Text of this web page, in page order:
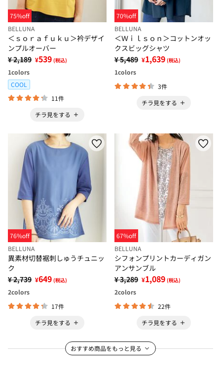
75%off
BELLUNA
＜ｓｏｒａｆｕｋｕ＞衿デザイ
ンプルオーバー
¥ 2,189 ¥539 (税込)
1colors
COOL
11件
チラ見をする
70%off
BELLUNA
＜Ｗｉｌｓｏｎ＞コットンオッ
クスビッグシャツ
¥ 5,489 ¥1,639 (税込)
1colors
3件
チラ見をする
76%off
BELLUNA
異素材切替裾刺しゅうチュニッ
ク
¥ 2,739 ¥649 (税込)
2colors
17件
チラ見をする
67%off
BELLUNA
シフォンプリントカーディガン
アンサンブル
¥ 3,289 ¥1,089 (税込)
2colors
22件
チラ見をする
おすすめ商品をもっと見る